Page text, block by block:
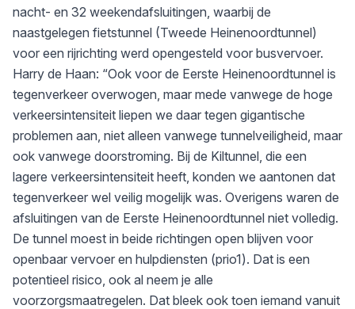
nacht- en 32 weekendafsluitingen, waarbij de
naastgelegen fietstunnel (Tweede Heinenoordtunnel)
voor een rijrichting werd opengesteld voor busvervoer.
Harry de Haan: “Ook voor de Eerste Heinenoordtunnel is
tegenverkeer overwogen, maar mede vanwege de hoge
verkeersintensiteit liepen we daar tegen gigantische
problemen aan, niet alleen vanwege tunnelveiligheid, maar
ook vanwege doorstroming. Bij de Kiltunnel, die een
lagere verkeersintensiteit heeft, konden we aantonen dat
tegenverkeer wel veilig mogelijk was. Overigens waren de
afsluitingen van de Eerste Heinenoordtunnel niet volledig.
De tunnel moest in beide richtingen open blijven voor
openbaar vervoer en hulpdiensten (prio1). Dat is een
potentieel risico, ook al neem je alle
voorzorgsmaatregelen. Dat bleek ook toen iemand vanuit